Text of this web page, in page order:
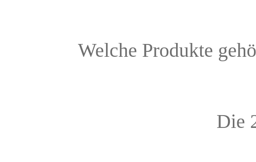
Welche Produkte
Die